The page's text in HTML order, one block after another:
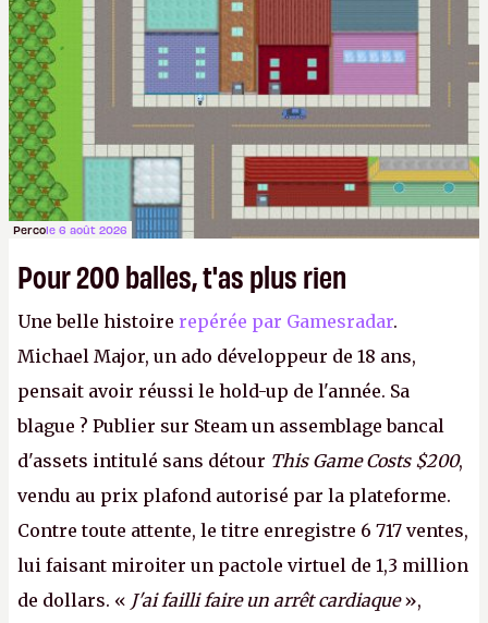
Percole 6 août 2026
Pour 200 balles, t'as plus rien
Une belle histoire repérée par Gamesradar.
Michael Major, un ado développeur de 18 ans,
pensait avoir réussi le hold-up de l'année. Sa
blague ? Publier sur Steam un assemblage bancal
d'assets intitulé sans détour This Game Costs $200,
vendu au prix plafond autorisé par la plateforme.
Contre toute attente, le titre enregistre 6 717 ventes,
lui faisant miroiter un pactole virtuel de 1,3 million
de dollars. « J'ai failli faire un arrêt cardiaque»,